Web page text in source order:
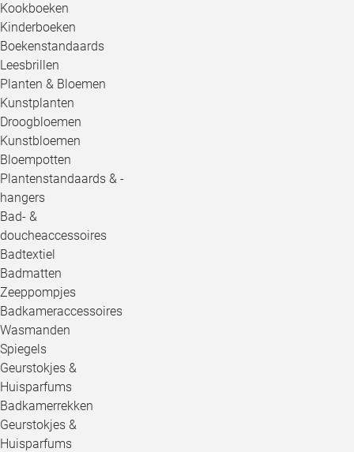
Kookboeken
Kinderboeken
Boekenstandaards
Leesbrillen
Planten & Bloemen
Kunstplanten
Droogbloemen
Kunstbloemen
Bloempotten
Plantenstandaards & -
hangers
Bad- &
doucheaccessoires
Badtextiel
Badmatten
Zeeppompjes
Badkameraccessoires
Wasmanden
Spiegels
Geurstokjes &
Huisparfums
Badkamerrekken
Geurstokjes &
Huisparfums